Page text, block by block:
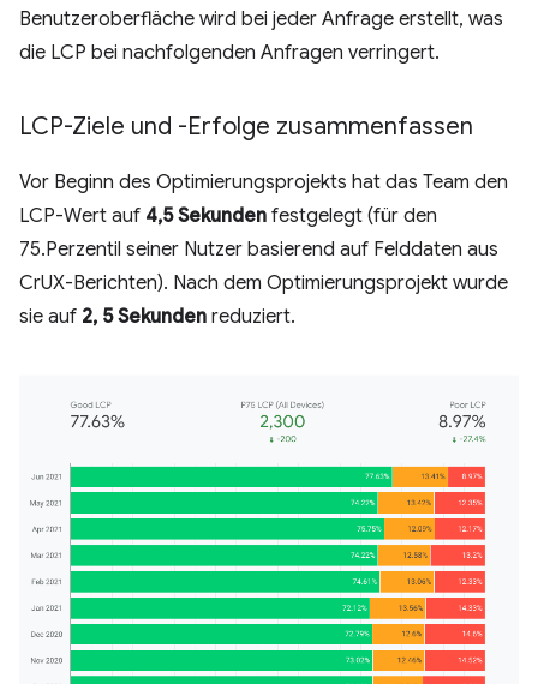
Benutzeroberfläche wird bei jeder Anfrage erstellt, was
die LCP bei nachfolgenden Anfragen verringert.
LCP-Ziele und -Erfolge zusammenfassen
Vor Beginn des Optimierungsprojekts hat das Team den
LCP-Wert auf 4,5 Sekunden festgelegt (für den
75.Perzentil seiner Nutzer basierend auf Felddaten aus
CrUX-Berichten). Nach dem Optimierungsprojekt wurde
sie auf 2, 5 Sekunden reduziert.